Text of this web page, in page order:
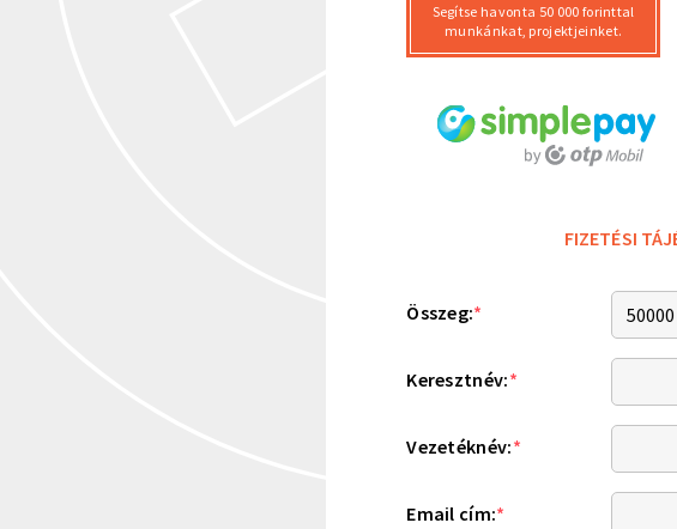
Segítse havonta 50 000 forinttal
munkánkat, projektjeinket.
FIZETÉSI
Összeg:*
Keresztnév:*
Vezetéknév:*
Email cím:*